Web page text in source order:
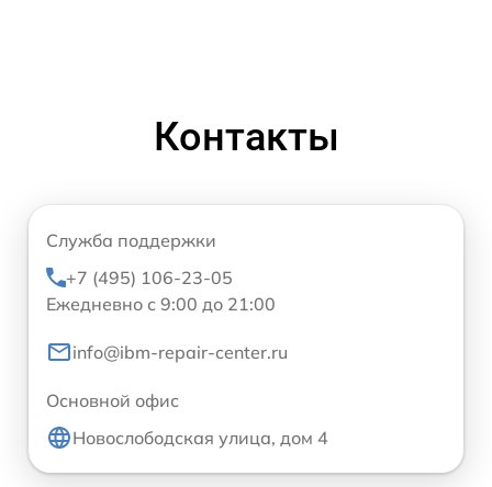
Контакты
Служба поддержки
+7 (495) 106-23-05
Ежедневно с 9:00 до 21:00
info@ibm-repair-center.ru
Основной офис
Новослободская улица, дом 4